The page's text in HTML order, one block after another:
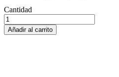
Cantidad
Añadir al carrito